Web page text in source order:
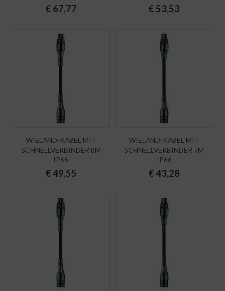
€ 67,77 €53,53
WIELAND-KABEL MIT
SCHNELLVERBINDER 8M
IP66
€49,55
WIELAND-KABEL MIT
SCHNELLVERBINDER 7M
IP66
€43,28